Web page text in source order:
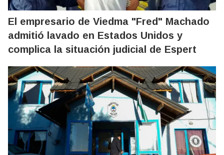
El empresario de Viedma "Fred" Machado
admitió lavado en Estados Unidos y
complica la situación judicial de Espert